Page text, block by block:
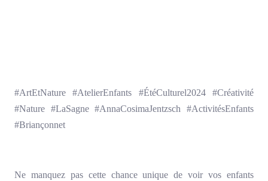
#ArtEtNature #AtelierEnfants #ÉtéCulturel2024 #Créativité
#Nature #LaSagne #AnnaCosimaJentzsch #ActivitésEnfants
#Briançonnet
Ne manquez pas cette chance unique de voir vos enfants